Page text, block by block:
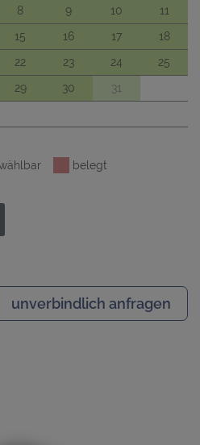
8 9 10
11
15 16 17
18
22 23 24
25
29 30 31
belegt
unverbindlich anfragen